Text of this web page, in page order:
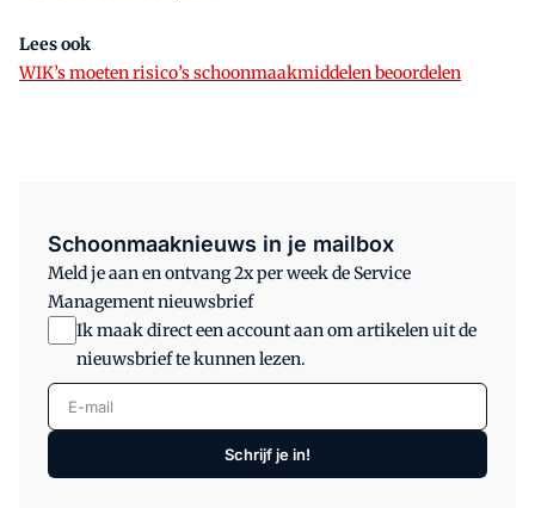
Lees ook
WIK’s moeten risico’s schoonmaakmiddelen beoordelen
Schoonmaaknieuws in je mailbox
Meld je aan en ontvang 2x per week de Service
Management nieuwsbrief
Ik maak direct een account aan om artikelen uit de
nieuwsbrief te kunnen lezen.
E-mail
Schrijf je in!